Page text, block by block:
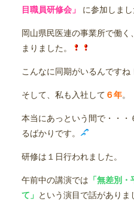
目職員研修会」 に参加しまし
岡山県民医連の事業所で働く
まりました。
こんなに同期がいるんですね
そして、私も入社して ６年。
本当にあっという間で・・
るばかりです。
研修は１日行われました。
午前中の講演では 「無差別
て」 という演目で話がありま